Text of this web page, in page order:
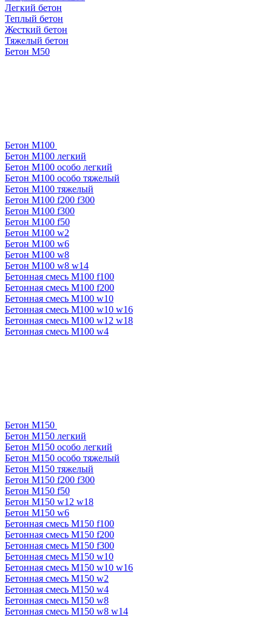
Легкий бетон
Теплый бетон
Жесткий бетон
Тяжелый бетон
Бетон М50
Бетон М100
Бетон М100 легкий
Бетон М100 особо легкий
Бетон М100 особо тяжелый
Бетон М100 тяжелый
Бетон М100 f200 f300
Бетон М100 f300
Бетон М100 f50
Бетон М100 w2
Бетон М100 w6
Бетон М100 w8
Бетон М100 w8 w14
Бетонная смесь М100 f100
Бетонная смесь М100 f200
Бетонная смесь М100 w10
Бетонная смесь М100 w10 w16
Бетонная смесь М100 w12 w18
Бетонная смесь М100 w4
Бетон М150
Бетон М150 легкий
Бетон М150 особо легкий
Бетон М150 особо тяжелый
Бетон М150 тяжелый
Бетон М150 f200 f300
Бетон М150 f50
Бетон М150 w12 w18
Бетон М150 w6
Бетонная смесь М150 f100
Бетонная смесь М150 f200
Бетонная смесь М150 f300
Бетонная смесь М150 w10
Бетонная смесь М150 w10 w16
Бетонная смесь М150 w2
Бетонная смесь М150 w4
Бетонная смесь М150 w8
Бетонная смесь М150 w8 w14